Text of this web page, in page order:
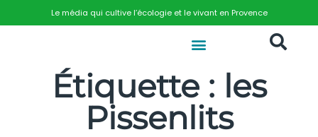
Le média qui cultive l’écologie et le vivant en Provence
Étiquette : les
Pissenlits